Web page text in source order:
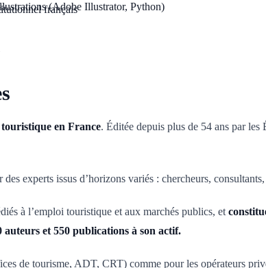
(Adobe Illustrator, Python)
français
touristique en France. Éditée depuis plus de 54 ans par les
experts issus d’horizons variés : chercheurs,
à l’emploi touristique et aux marchés publics, et
auteurs et 550 publications à son actif.
de tourisme, ADT, CRT) comme pour les opérateurs